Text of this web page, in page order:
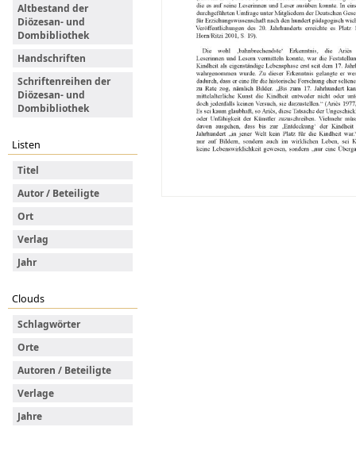
Altbestand der
Diözesan- und
Dombibliothek
Handschriften
Schriftenreihen der
Diözesan- und
Dombibliothek
Listen
Titel
Autor / Beteiligte
Ort
Verlag
Jahr
Clouds
Schlagwörter
Orte
Autoren / Beteiligte
Verlage
Jahre